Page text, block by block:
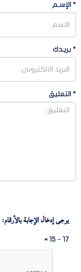
* الإسـم
* بريـدك
* التعليق
يرجى إدخال الإجابة بالأرقام:
17 − 15 =